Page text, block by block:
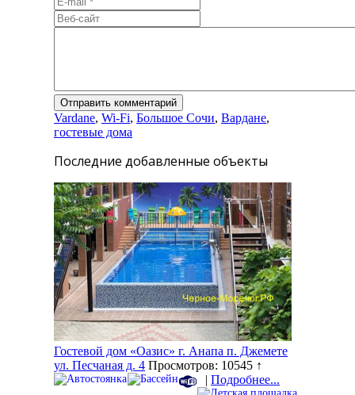
Vardane, Wi-Fi, Большое Сочи, Вардане,
гостевые дома
Последние добавленные объекты
Гостевой дом «Оазис» г. Анапа п. Джемете
ул. Песчаная д. 4 Просмотров: 10545 ↑
| Подробнее...